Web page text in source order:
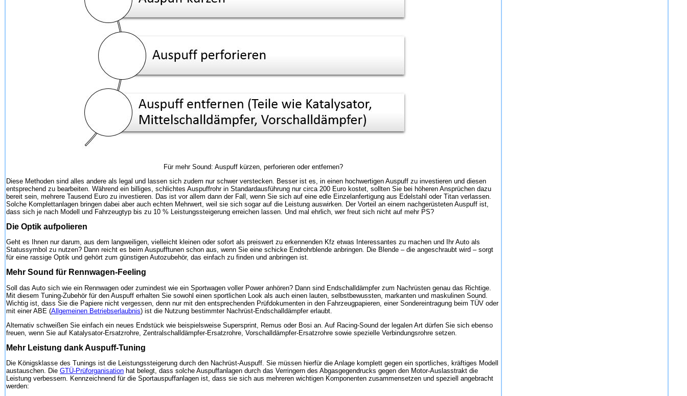
Für mehr Sound: Auspuff kürzen, perforieren oder entfernen?
Diese Methoden sind alles andere als legal und lassen sich zudem nur schwer verstecken. Besser ist es, in einen hochwertigen Auspuff zu investieren und diesen
entsprechend zu bearbeiten. Während ein billiges, schlichtes Auspuffrohr in Standardausführung nur circa 200 Euro kostet, sollten Sie bei höheren Ansprüchen dazu
bereit sein, mehrere Tausend Euro zu investieren. Das ist vor allem dann der Fall, wenn Sie sich auf eine edle Einzelanfertigung aus Edelstahl oder Titan verlassen.
Solche Komplettanlagen bringen dabei aber auch echten Mehrwert, weil sie sich sogar auf die Leistung auswirken. Der Vorteil an einem nachgerüsteten Auspuff ist,
dass sich je nach Modell und Fahrzeugtyp bis zu 10 % Leistungssteigerung erreichen lassen. Und mal ehrlich, wer freut sich nicht auf mehr PS?
Die Optik aufpolieren
Geht es Ihnen nur darum, aus dem langweiligen, vielleicht kleinen oder sofort als preiswert zu erkennenden Kfz etwas Interessantes zu machen und Ihr Auto als
Statussymbol zu nutzen? Dann reicht es beim Auspufftunen schon aus, wenn Sie eine schicke Endrohrblende anbringen. Die Blende – die angeschraubt wird – sorgt
für eine rassige Optik und gehört zum günstigen Autozubehör, das einfach zu finden und anbringen ist.
Mehr Sound für Rennwagen-Feeling
Soll das Auto sich wie ein Rennwagen oder zumindest wie ein Sportwagen voller Power anhören? Dann sind Endschalldämpfer zum Nachrüsten genau das Richtige.
Mit diesem Tuning-Zubehör für den Auspuff erhalten Sie sowohl einen sportlichen Look als auch einen lauten, selbstbewussten, markanten und maskulinen Sound.
Wichtig ist, dass Sie die Papiere nicht vergessen, denn nur mit den entsprechenden Prüfdokumenten in den Fahrzeugpapieren, einer Sondereintragung beim TÜV oder
mit einer ABE (Allgemeinen Betriebserlaubnis) ist die Nutzung bestimmter Nachrüst-Endschalldämpfer erlaubt.
Alternativ schweißen Sie einfach ein neues Endstück wie beispielsweise Supersprint, Remus oder Bosi an. Auf Racing-Sound der legalen Art dürfen Sie sich ebenso
freuen, wenn Sie auf Katalysator-Ersatzrohre, Zentralschalldämpfer-Ersatzrohre, Vorschalldämpfer-Ersatzrohre sowie spezielle Verbindungsrohre setzen.
Mehr Leistung dank Auspuff-Tuning
Die Königsklasse des Tunings ist die Leistungssteigerung durch den Nachrüst-Auspuff. Sie müssen hierfür die Anlage komplett gegen ein sportliches, kräftiges Modell
austauschen. Die GTÜ-Prüforganisation hat belegt, dass solche Auspuffanlagen durch das Verringern des Abgasgegendrucks gegen den Motor-Auslasstrakt die
Leistung verbessern. Kennzeichnend für die Sportauspuffanlagen ist, dass sie sich aus mehreren wichtigen Komponenten zusammensetzen und speziell angebracht
werden: